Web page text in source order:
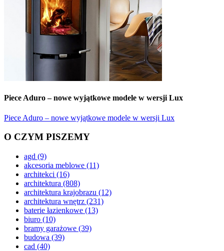
Piece Aduro – nowe wyjątkowe modele w wersji Lux
Piece Aduro – nowe wyjątkowe modele w wersji Lux
O CZYM PISZEMY
agd (9)
akcesoria meblowe (11)
architekci (16)
architektura (808)
architektura krajobrazu (12)
architektura wnętrz (231)
baterie łazienkowe (13)
biuro (10)
bramy garażowe (39)
budowa (39)
cad (40)